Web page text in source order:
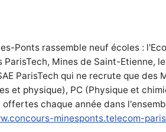
Ponts rassemble neuf écoles :
ParisTech, Mines de Saint-Etienne,
ParisTech qui ne recrute que
et physique), PC (Physique et
offertes chaque année dans
minesponts.telecom-